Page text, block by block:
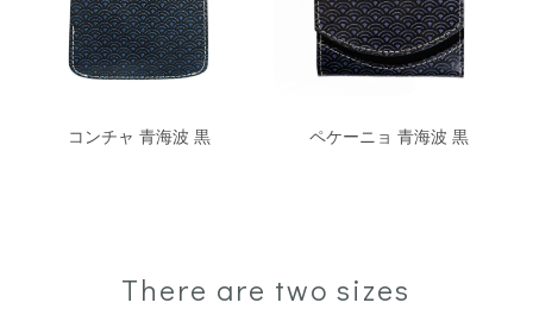
コンチャ 青海波 黒 ペケーニョ 青海波 黒
There are two sizes